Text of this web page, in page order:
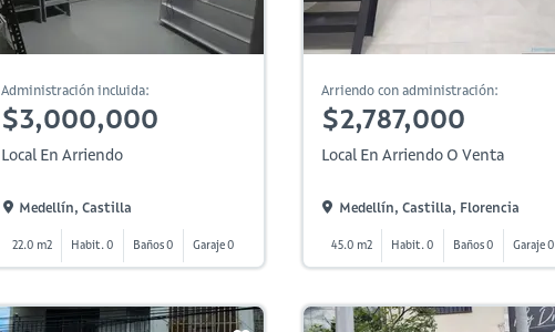
Administración incluida:
$3,000,000
Local En Arriendo
Medellín, Castilla
22.0 m2 Habit. 0 Baños 0 Garaje 0
Arriendo con administración:
$2,787,000
Local En Arriendo O Venta
Medellín, Castilla, Florencia
45.0 m2 Habit. 0 Baños 0 Garaje 0